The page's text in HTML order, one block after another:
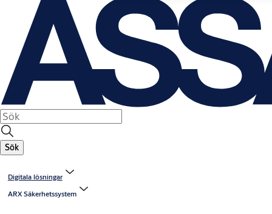
Sök
Digitala lösningar
ARX Säkerhetssystem